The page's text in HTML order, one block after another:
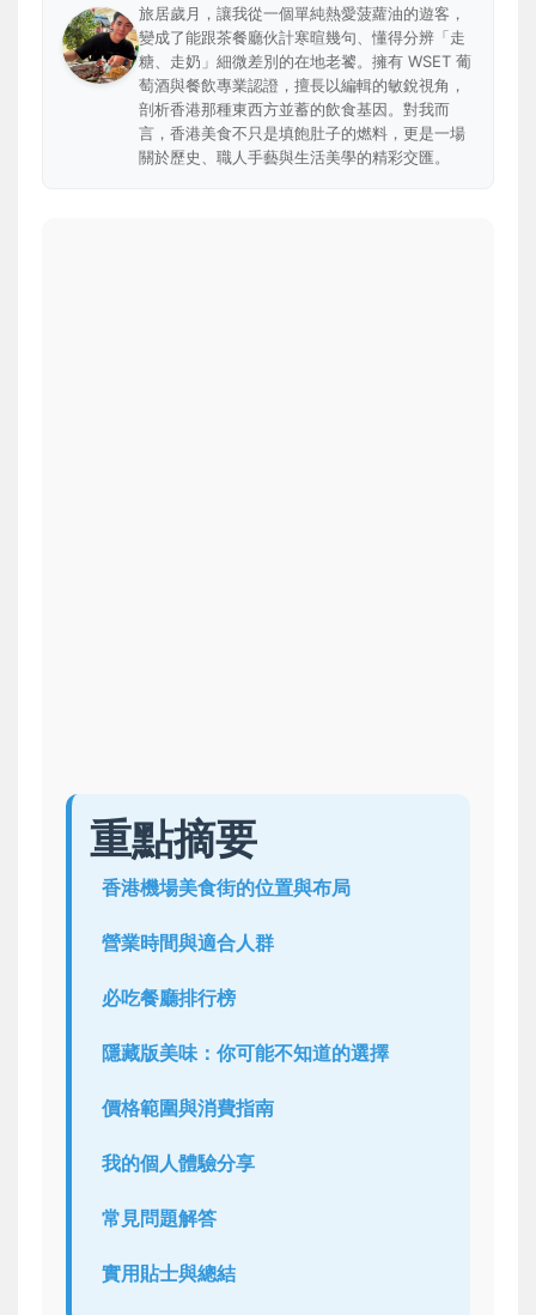
旅居歲月，讓我從一個單純熱愛菠蘿油的遊客，
變成了能跟茶餐廳伙計寒暄幾句、懂得分辨「走
糖、走奶」細微差別的在地老饕。擁有 WSET 葡
萄酒與餐飲專業認證，擅長以編輯的敏銳視角，
剖析香港那種東西方並蓄的飲食基因。對我而
言，香港美食不只是填飽肚子的燃料，更是一場
關於歷史、職人手藝與生活美學的精彩交匯。
重點摘要
香港機場美食街的位置與布局
營業時間與適合人群
必吃餐廳排行榜
隱藏版美味：你可能不知道的選擇
價格範圍與消費指南
我的個人體驗分享
常見問題解答
實用貼士與總結